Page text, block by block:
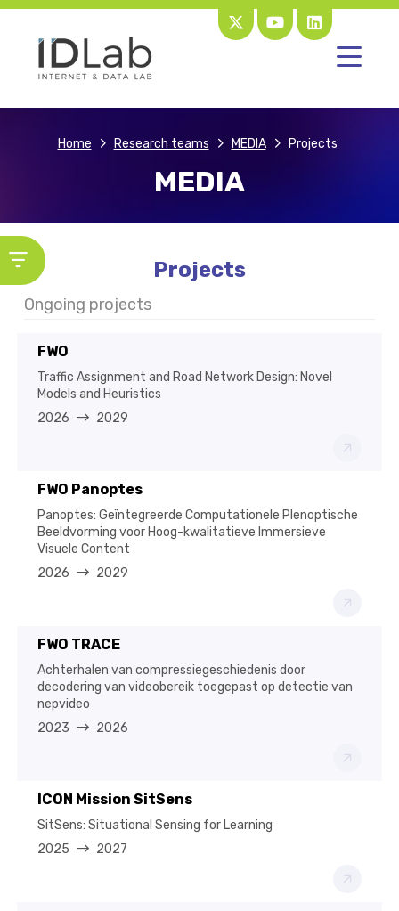
Home Research teams MEDIA Projects
MEDIA
Projects
Ongoing projects
FWO
Traffic Assignment and Road Network Design: Novel
Models and Heuristics
2026
2029
FWO Panoptes
Panoptes: Geïntegreerde Computationele Plenoptische
Beeldvorming voor Hoog-kwalitatieve Immersieve
Visuele Content
2026
2029
FWO TRACE
Achterhalen van compressiegeschiedenis door
decodering van videobereik toegepast op detectie van
nepvideo
2023
2026
ICON Mission SitSens
SitSens: Situational Sensing for Learning
2025
2027